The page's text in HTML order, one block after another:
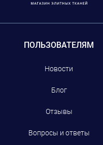
ПОЛЬЗОВАТЕЛЯМ
Новости
Блог
Отзывы
Вопросы и ответы